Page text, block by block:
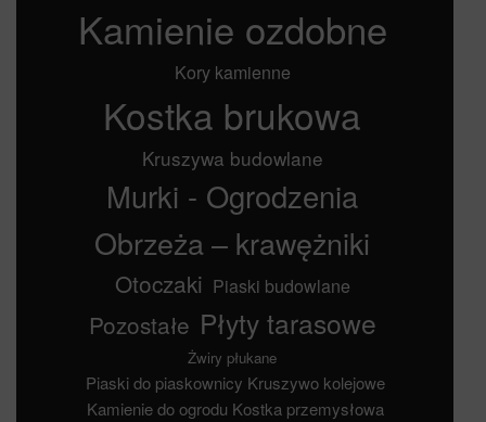
Kamienie ozdobne
Kory kamienne
Kostka brukowa
Kruszywa budowlane
Murki - Ogrodzenia
Obrzeża – krawężniki
Otoczaki Piaski budowlane
Pozostałe Płyty tarasowe
Żwiry płukane
Piaski do piaskownicy Kruszywo kolejowe
Kamienie do ogrodu Kostka przemysłowa